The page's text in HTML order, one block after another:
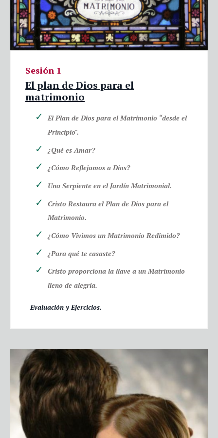
Sesión 1
El plan de Dios para el
matrimonio
El Plan de Dios para el Matrimonio “desde el
Principio".
¿Qué es Amar?
¿Cómo Reflejamos a Dios?
Una Serpiente en el Jardín Matrimonial.
Cristo Restaura el Plan de Dios para el
Matrimonio.
¿Cómo Vivimos un Matrimonio Redimido?
¿Para qué te casaste?
Cristo proporciona la llave a un Matrimonio
lleno de alegría.
- Evaluación y Ejercicios.